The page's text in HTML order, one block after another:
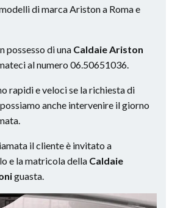
di marca Ariston a Roma e
possesso di una Caldaie Ariston
al numero 06.50651036.
rapidi e veloci se la richiesta di
anche intervenire il giorno
il cliente è invitato a
e la matricola della Caldaie
guasta.